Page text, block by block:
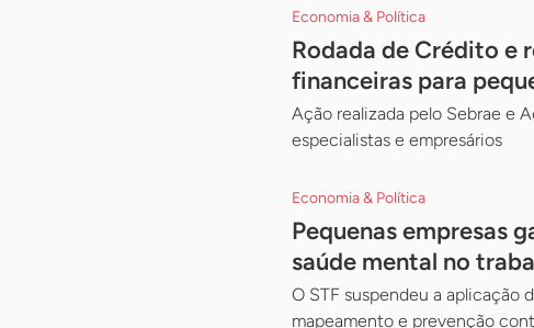
Economia & Política
Rodada de Crédito e
financeiras para
Ação realizada pelo Sebrae e
especialistas e empresários
Economia & Política
Pequenas empresas
saúde mental no
O STF suspendeu a aplicação
mapeamento e prevenção